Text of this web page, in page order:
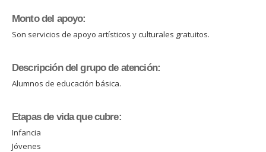
Monto del apoyo:
Son servicios de apoyo artísticos y culturales gratuitos.
Descripción del grupo de atención:
Alumnos de educación básica.
Etapas de vida que cubre:
Infancia
Jóvenes